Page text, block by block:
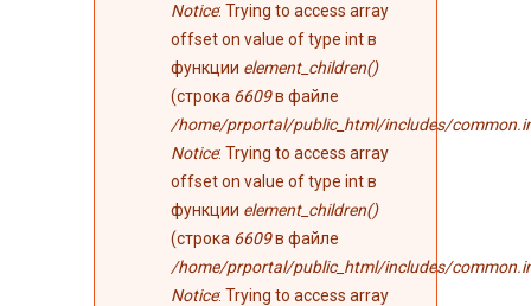
Notice: Trying to access array
offset on value of type int в
функции element_children()
(строка 6609в файле
/home/prportal/public_html/includes/
Notice: Trying to access array
offset on value of type int в
функции element_children()
(строка 6609в файле
/home/prportal/public_html/includes/
Notice: Trying to access array